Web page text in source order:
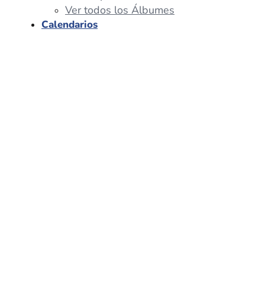
Ver todos los Álbumes
Calendarios